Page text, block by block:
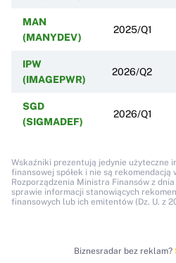
MAN
(MANYDEV)
2025/Q1
IPW
(IMAGEPWR)
2026/Q2
SGD
(SIGMADEF)
2026/Q1
Wskaźniki prezentują jedynie użyteczne
finansowej spółek i nie są rekomendacją
Rozporządzenia Ministra Finansów z
sprawie informacji stanowiących
finansowych lub ich emitentów (Dz. U. z
Biznesradar bez reklam?